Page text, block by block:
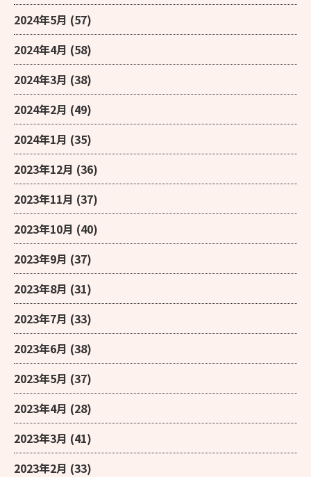
2024年5月 (57)
2024年4月 (58)
2024年3月 (38)
2024年2月 (49)
2024年1月 (35)
2023年12月 (36)
2023年11月 (37)
2023年10月 (40)
2023年9月 (37)
2023年8月 (31)
2023年7月 (33)
2023年6月 (38)
2023年5月 (37)
2023年4月 (28)
2023年3月 (41)
2023年2月 (33)